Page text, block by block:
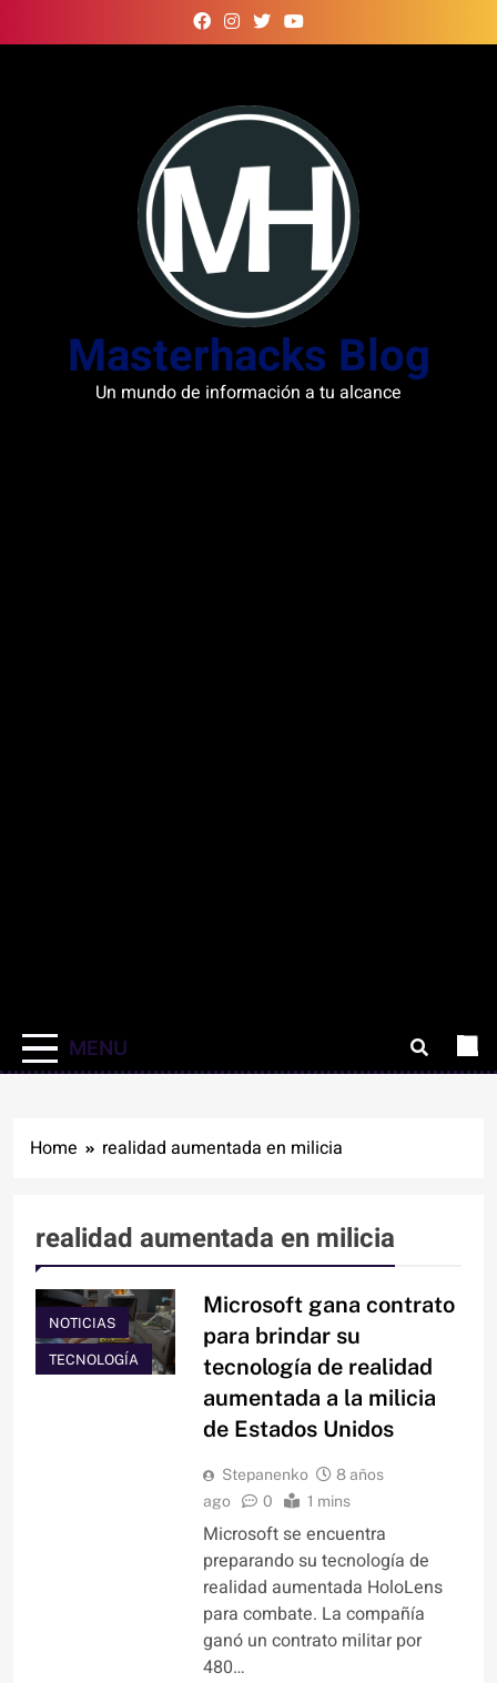
to
Masterhacks Blog
Un mundo de información a tu alcance
MENU
Home realidad aumentada en milicia
realidad aumentada en milicia
NOTICIAS
TECNOLOGÍA
Microsoft gana contrato
para brindar su
tecnología de realidad
aumentada a la milicia
de Estados Unidos
Stepanenko
8 años
ago
0 1 mins
Microsoft se encuentra
preparando su tecnología de
realidad aumentada HoloLens
para combate. La compañía
ganó un contrato militar por
480…